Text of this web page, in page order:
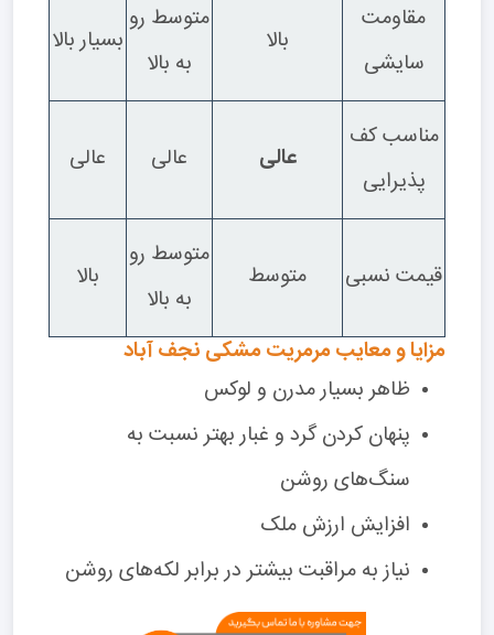
مقاومت
سایشی
بالا
متوسط رو
به بالا
بسیار بالا
مناسب کف
پذیرایی
عالی عالی عالی
قیمت نسبی متوسط
متوسط رو
به بالا
بالا
مزایا و معایب مرمریت مشکی نجف آباد
ظاهر بسیار مدرن و لوکس
پنهان کردن گرد و غبار بهتر نسبت به
سنگ‌های روشن
افزایش ارزش ملک
نیاز به مراقبت بیشتر در برابر لکه‌های روشن